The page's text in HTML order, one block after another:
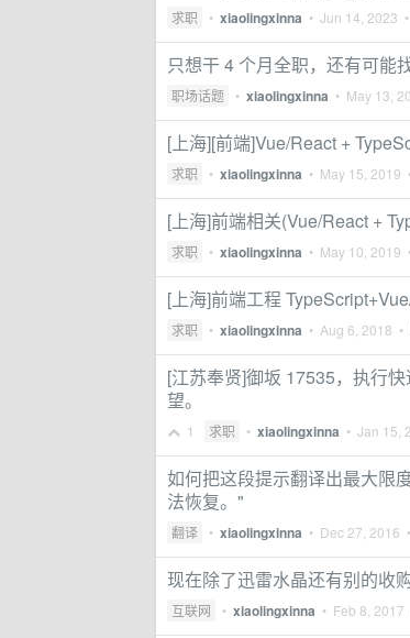
求职 • xiaolingxinna • Jun 14, 2023
只想干 4 个月全职，还有可能
职场话题 • xiaolingxinna • May 13,
[上海][前端]Vue/React +
求职 • xiaolingxinna • May 15, 2019
[上海]前端相关(Vue/React +
求职 • xiaolingxinna • May 10, 2019
[上海]前端工程
求职 • xiaolingxinna • Aug 6, 2018
[江苏奉贤]御坂 17535，执行
望。
1 求职 • xiaolingxinna • Jan 15,
如何把这段提示翻译出最大限
法恢复。"
翻译 • xiaolingxinna • Dec 27, 2016
现在除了迅雷水晶还有别的收
互联网 • xiaolingxinna • Feb 8, 2017